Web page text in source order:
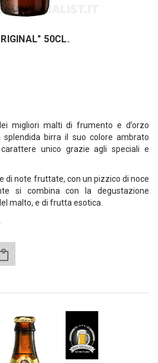
50CL.
migliori malti di frumento e d’orzo
birra il suo colore ambrato
unico grazie agli speciali e
di note fruttate, con un pizzico di noce
si combina con la degustazione
malto, e di frutta esotica.